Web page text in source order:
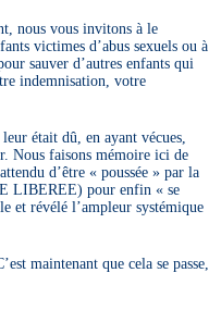
nous vous invitons à le
victimes d’abus sexuels ou à
sauver d’autres enfants qui
indemnisation, votre
était dû, en ayant vécues,
Nous faisons mémoire ici de
d’être « poussée » par la
LIBEREE) pour enfin « se
et révélé l’ampleur systémique
maintenant que cela se passe,